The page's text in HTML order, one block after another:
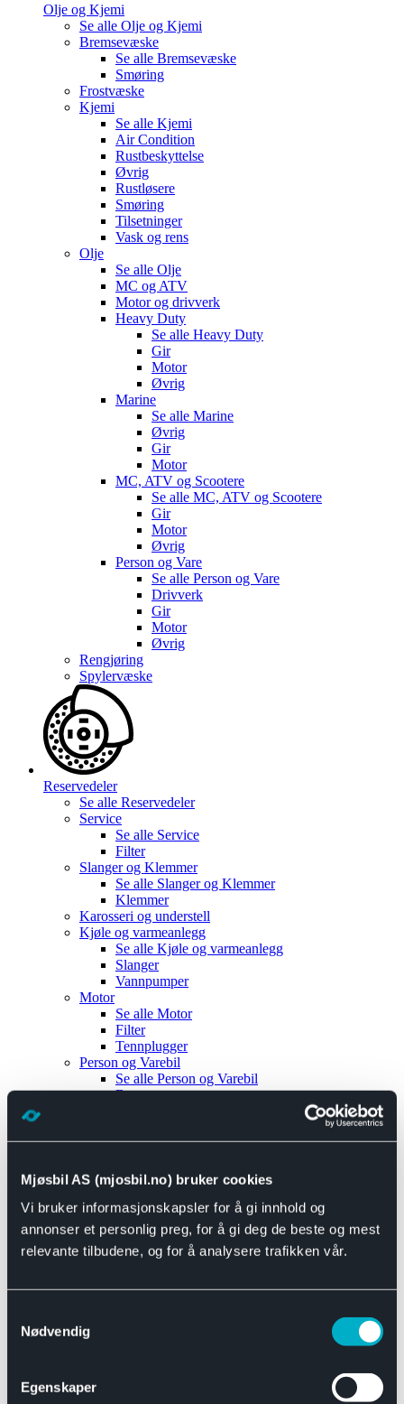
Mjøsbil AS (mjosbil.no) bruker cookies
Vi bruker informasjonskapsler for å gi innhold og
annonser et personlig preg, for å gi deg de beste og mest
relevante tilbudene, og for å analysere trafikken vår.
Nødvendig
Egenskaper
Olje og Kjemi
Se alle Olje og Kjemi
Bremsevæske
Se alle Bremsevæske
Smøring
Frostvæske
Kjemi
Se alle Kjemi
Air Condition
Rustbeskyttelse
Øvrig
Rustløsere
Smøring
Tilsetninger
Vask og rens
Olje
Se alle Olje
MC og ATV
Motor og drivverk
Heavy Duty
Se alle Heavy Duty
Gir
Motor
Øvrig
Marine
Se alle Marine
Øvrig
Gir
Motor
MC, ATV og Scootere
Se alle MC, ATV og Scootere
Gir
Motor
Øvrig
Person og Vare
Se alle Person og Vare
Drivverk
Gir
Motor
Øvrig
Rengjøring
Spylervæske
Reservedeler
Se alle Reservedeler
Service
Se alle Service
Filter
Slanger og Klemmer
Se alle Slanger og Klemmer
Klemmer
Karosseri og understell
Kjøle og varmeanlegg
Se alle Kjøle og varmeanlegg
Slanger
Vannpumper
Motor
Se alle Motor
Filter
Tennplugger
Person og Varebil
Se alle Person og Varebil
Brems
Motor og drivverk
Se alle Universal
Bremsedeler
Se alle Bremsedeler
Bremsenippler
Drivline og motor
Se alle Drivline og motor
Eksosanlegg